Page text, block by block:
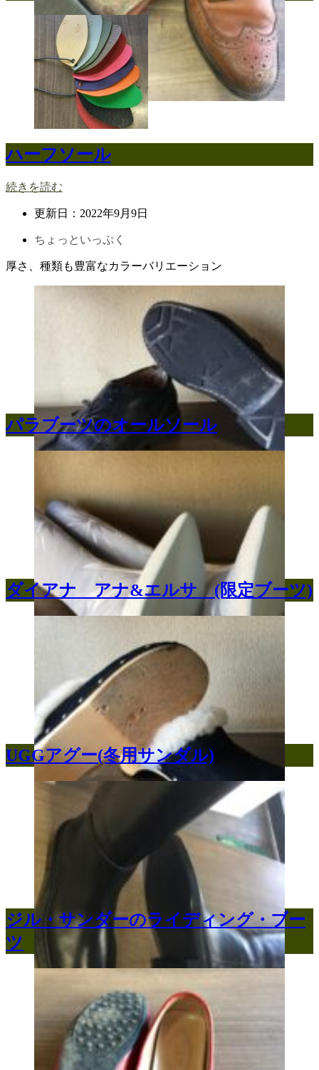
ハーフソール
続きを読む
更新日： 2022年9月9日
ちょっといっぷく
厚さ、種類も豊富なカラーバリエーション
パラブーツのオールソール
ダイアナ アナ&エルサ (限定ブーツ)
UGGアグー(冬用サンダル)
ジル・サンダーのライディング・ブー
ツ